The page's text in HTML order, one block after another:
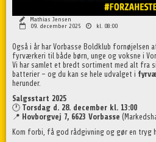
Mathias Jensen
09. december 2025
kl. 08:00
Også i år har Vorbasse Boldklub
fyrværkeri til både børn, unge og voksne i
Vi har samlet et bredt sortiment med alt fra
batterier – og du kan se hele udvalget i
herunder.
Salgsstart 2025
🕐 Torsdag d. 28. december kl. 13:00
📍 Hovborgvej 7, 6623 Vorbasse
Kom forbi, få god rådgivning og gør en tryg